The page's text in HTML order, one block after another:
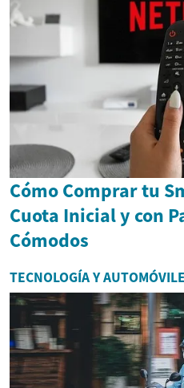
Cómo Comprar tu
Cuota Inicial y con
Cómodos
TECNOLOGÍA Y